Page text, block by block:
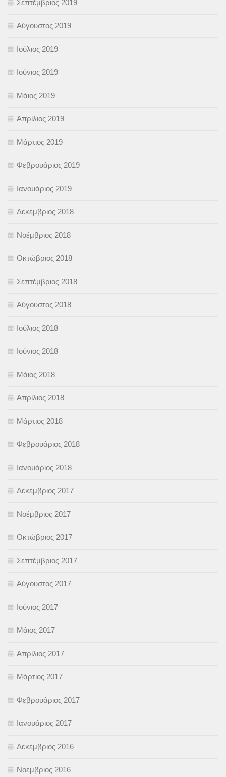
Σεπτέμβριος 2019
Αύγουστος 2019
Ιούλιος 2019
Ιούνιος 2019
Μάιος 2019
Απρίλιος 2019
Μάρτιος 2019
Φεβρουάριος 2019
Ιανουάριος 2019
Δεκέμβριος 2018
Νοέμβριος 2018
Οκτώβριος 2018
Σεπτέμβριος 2018
Αύγουστος 2018
Ιούλιος 2018
Ιούνιος 2018
Μάιος 2018
Απρίλιος 2018
Μάρτιος 2018
Φεβρουάριος 2018
Ιανουάριος 2018
Δεκέμβριος 2017
Νοέμβριος 2017
Οκτώβριος 2017
Σεπτέμβριος 2017
Αύγουστος 2017
Ιούνιος 2017
Μάιος 2017
Απρίλιος 2017
Μάρτιος 2017
Φεβρουάριος 2017
Ιανουάριος 2017
Δεκέμβριος 2016
Νοέμβριος 2016